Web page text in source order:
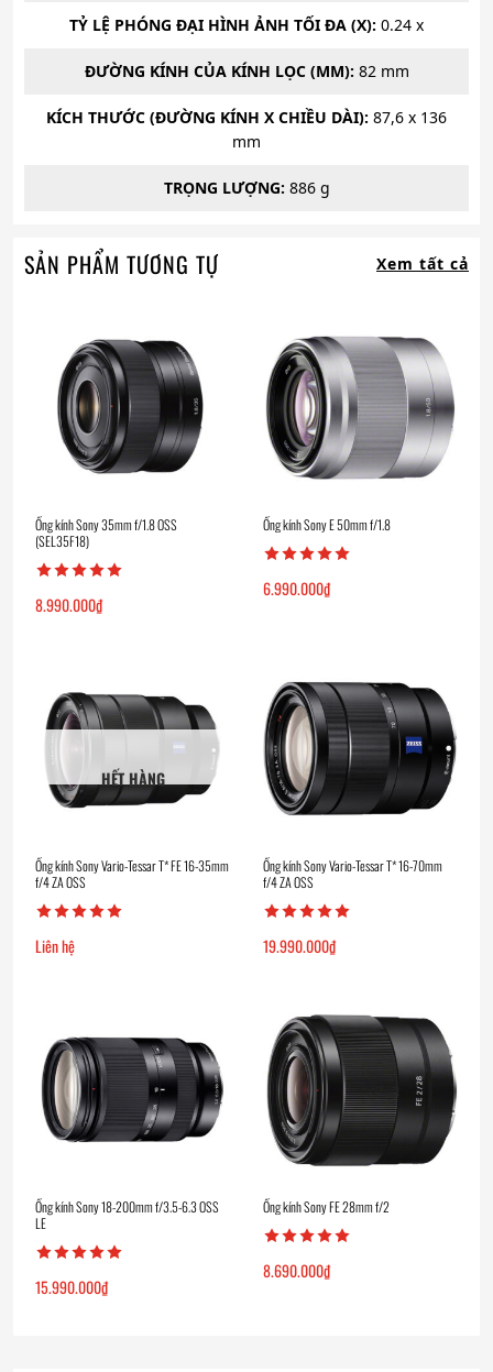
TỶ LỆ PHÓNG ĐẠI HÌNH ẢNH TỐI ĐA (X): 0.24 x
ĐƯỜNG KÍNH CỦA KÍNH LỌC (MM): 82 mm
KÍCH THƯỚC (ĐƯỜNG KÍNH X CHIỀU DÀI): 87,6 x 136
mm
TRỌNG LƯỢNG: 886 g
SẢN PHẨM TƯƠNG TỰ Xem tất cả
Ống kính Sony 35mm f/1.8 OSS
(SEL35F18)
8.990.000₫
Ống kính Sony E 50mm f/1.8
6.990.000₫
HẾT HÀNG
Ống kính Sony Vario-Tessar T* FE 16-35mm
f/4 ZA OSS
Liên hệ
Ống kính Sony Vario-Tessar T* 16-70mm
f/4 ZA OSS
19.990.000₫
Ống kính Sony 18-200mm f/3.5-6.3 OSS
LE
15.990.000₫
Ống kính Sony FE 28mm f/2
8.690.000₫